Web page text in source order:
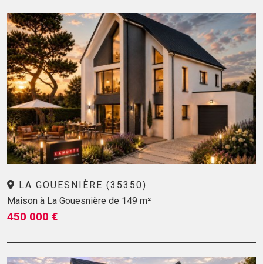
LA GOUESNIÈRE (35350)
Maison à La Gouesnière de 149 m²
450 000 €